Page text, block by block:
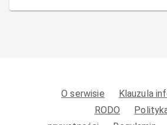
O serwisie
Klauzula
RODO